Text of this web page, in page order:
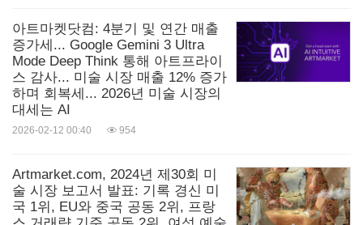
강국으로 만들겠다는 의지를 드러냈다. 이번 정상회
의에는 글로벌 AI 거버넌스의 토대를 마련하기 위
해 전 세계 100여 개 국, 국제 기구의 수장, 연구자,
시민 사회 대표 등이 모였다.
UN 사무총장, 실리콘밸리 출신인 J.D. 밴스(J.D.
Vance) 미국 부통령, 딩쉐샹 중국 부총리, 우르줄
아트마켓닷컴: 4분기 및 연간 매출
증가세... Google Gemini 3 Ultra
Mode Deep Think 통해 아트프라이
스 감사... 미술 시장 매출 12% 증가
하며 회복세... 2026년 미술 시장의
대세는 AI
2026-02-12 00:40 954
Artmarket.com, 2024년 제30회 미
술 시장 보고서 발표: 기록 경신 미
국 1위, EU와 중국 공동 2위, 프랑